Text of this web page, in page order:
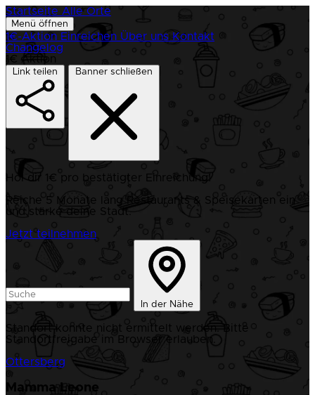
Startseite Alle Orte
Menü öffnen
1€-Aktion Einreichen Über uns Kontakt
Changelog
1€ Aktion
Link teilen Banner schließen
Hol dir 1€ pro bestätigter Einreichung!
Reiche 5 Monate lang Restaurants & Speisekarten ein
und stärke deine Stadt.
Jetzt teilnehmen
In der Nähe
Standort konnte nicht ermittelt werden. Bitte
Standortfreigabe im Browser erlauben.
Ottersberg
Mamma Leone